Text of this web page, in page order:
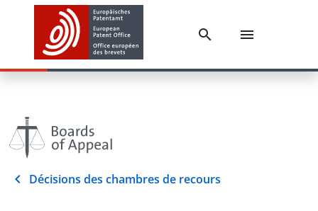
Décisions des chambres de recours